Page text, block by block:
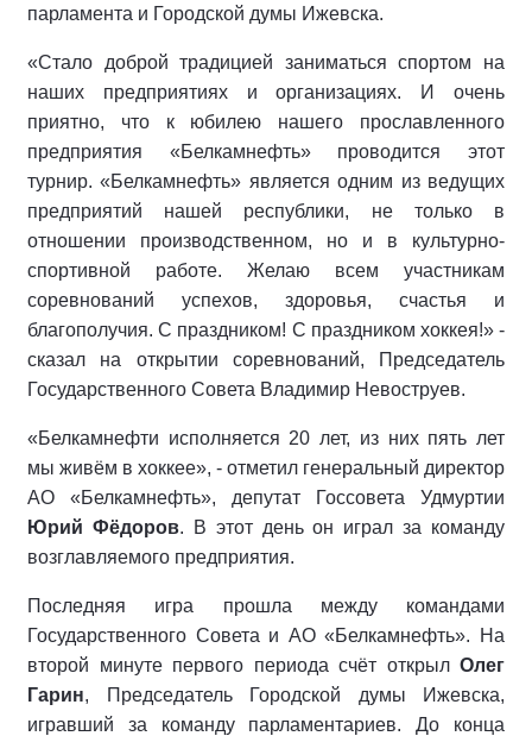
парламента и Городской думы Ижевска.
«Стало доброй традицией заниматься спортом на
наших предприятиях и организациях. И очень
приятно, что к юбилею нашего прославленного
предприятия «Белкамнефть» проводится этот
турнир. «Белкамнефть» является одним из ведущих
предприятий нашей республики, не только в
отношении производственном, но и в культурно-
спортивной работе. Желаю всем участникам
соревнований успехов, здоровья, счастья и
благополучия. С праздником! С праздником хоккея!» -
сказал на открытии соревнований, Председатель
Государственного Совета Владимир Невоструев.
«Белкамнефти исполняется 20 лет, из них пять лет
мы живём в хоккее», - отметил генеральный директор
АО «Белкамнефть», депутат Госсовета Удмуртии
Юрий Фёдоров. В этот день он играл за команду
возглавляемого предприятия.
Последняя игра прошла между командами
Государственного Совета и АО «Белкамнефть». На
второй минуте первого периода счёт открыл Олег
Гарин, Председатель Городской думы Ижевска,
игравший за команду парламентариев. До конца